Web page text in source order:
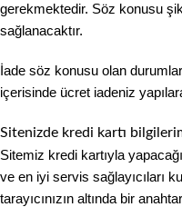
gerekmektedir. Söz konusu
sağlanacaktır.
İade söz konusu olan
içerisinde ücret iadeniz
Sitenizde kredi kartı
Sitemiz kredi kartıyla
ve en iyi servis sağlayıcıları
tarayıcınızın altında bir